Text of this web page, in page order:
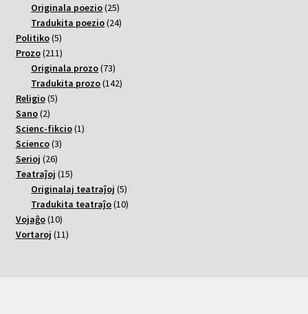
varoj
Originala poezio 2525
varoj
Tradukita poezio 2424
Politiko 55
varoj
Prozo 211211
varoj
Originala prozo 7373
varoj
Tradukita prozo 142142
Religio 55
Sano 22
varoj
Scienc-fikcio 11
Scienco 33
Serioj 2626
varoj
Teatraĵoj 1515
varoj
Originalaj teatraĵoj 55
varoj
Tradukita teatraĵo 1010
Vojaĝo 1010
varoj
Vortaroj 1111